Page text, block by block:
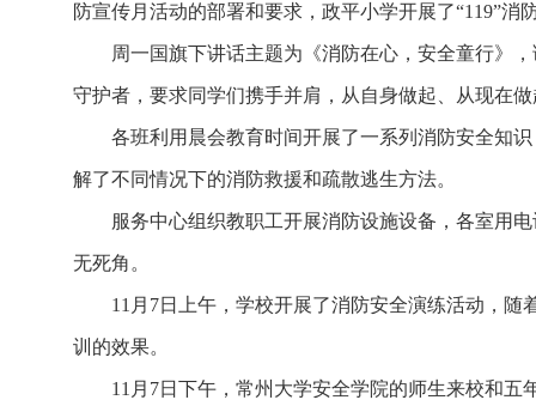
防宣传月活动的部署和要求，政平小学开展了“119”消
周一国旗下讲话主题为《消防在心，安全童行》
守护者，要求同学们携手并肩，从自身做起、从现在
各班利用晨会教育时间开展了一系列消防安全知
解了不同情况下的消防救援和疏散逃生方法。
服务中心组织教职工开展消防设施设备，各室用
无死角。
11月7日上午，学校开展了消防安全演练活动，
训的效果。
11月7日下午，常州大学安全学院的师生来校和